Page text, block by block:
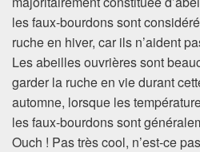
les faux-bourdons sont
ruche en hiver, car ils n’aident
Les abeilles ouvrières sont
garder la ruche en vie durant
automne, lorsque les
les faux-bourdons sont
Ouch ! Pas très cool, n’est-ce